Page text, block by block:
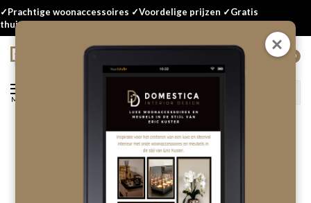
✓Prachtige woonaccessoires ✓Voordelige prijzen ✓Gratis
thuisbezorgd
Menu
Boekenstandaard - zwart
hoogglans medium